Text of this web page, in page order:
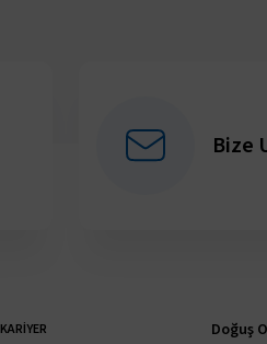
Bize
KARIYER Doğuş